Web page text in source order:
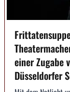
einer Zugabe
Düsseldorfer